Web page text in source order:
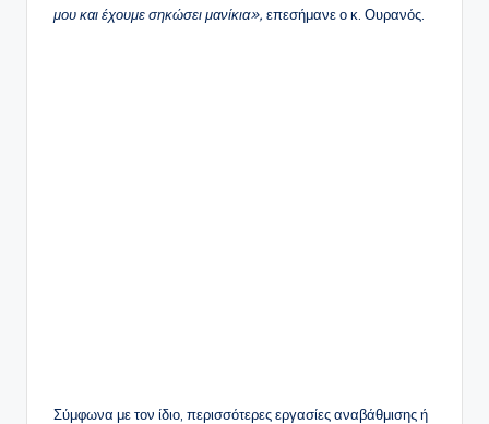
μου και έχουμε σηκώσει μανίκια», επεσήμανε ο κ. Ουρανός.
Σύμφωνα με τον ίδιο, περισσότερες εργασίες αναβάθμισης ή